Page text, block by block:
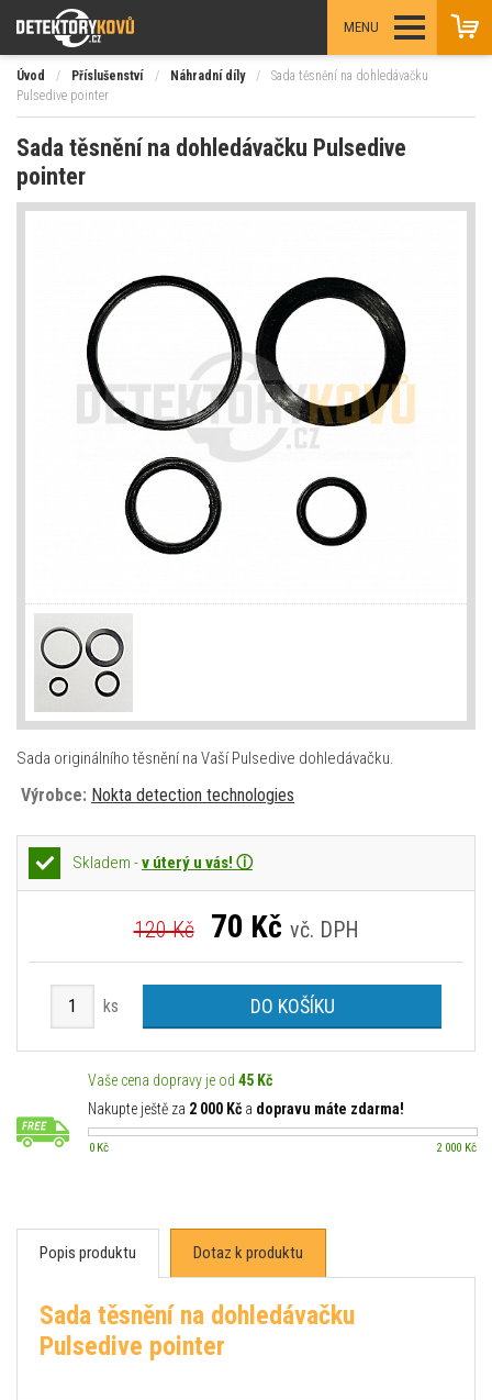
MENU
Úvod / Příslušenství / Náhradní díly /
Sada těsnění na dohledávačku
Pulsedive pointer
Sada těsnění na dohledávačku Pulsedive
pointer
Sada originálního těsnění na Vaší Pulsedive dohledávačku.
Výrobce: Nokta detection technologies
Skladem -v úterý u vás! ⓘ
120 Kč 70 Kč vč. DPH
ks DO KOŠÍKU
Vaše cena dopravy je od 45 Kč
Nakupte ještě za 2 000 Kč a dopravu máte zdarma!
0 Kč 2 000 Kč
Popis produktu Dotaz k produktu
Sada těsnění na dohledávačku
Pulsedive pointer